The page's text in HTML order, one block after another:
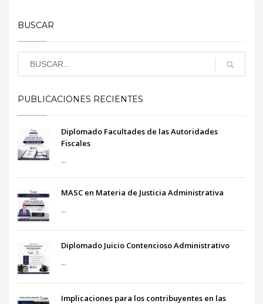
BUSCAR
PUBLICACIONES RECIENTES
Diplomado Facultades de las Autoridades
Fiscales
...
MASC en Materia de Justicia Administrativa
...
Diplomado Juicio Contencioso Administrativo
...
Implicaciones para los contribuyentes en las